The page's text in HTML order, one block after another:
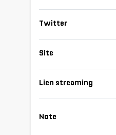
Twitter
Site
Lien streaming
Note